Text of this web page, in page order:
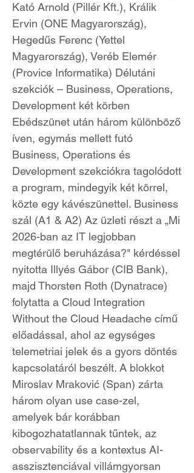
Kató Arnold (Pillér Kft.), Králik
Ervin (ONE Magyarország),
Hegedűs Ferenc (Yettel
Magyarország), Veréb Elemér
(Provice Informatika) Délutáni
szekciók – Business, Operations,
Development két körben
Ebédszünet után három különböző
íven, egymás mellett futó
Business, Operations és
Development szekciókra tagolódott
a program, mindegyik két körrel,
közte egy kávészünettel. Business
szál (A1 & A2) Az üzleti részt a „Mi
2026-ban az IT legjobban
megtérülő beruházása?" kérdéssel
nyitotta Illyés Gábor (CIB Bank),
majd Thorsten Roth (Dynatrace)
folytatta a Cloud Integration
Without the Cloud Headache című
előadással, ahol az egységes
telemetriai jelek és a gyors döntés
kapcsolatáról beszélt. A blokkot
Miroslav Mraković (Span) zárta
három olyan use case-zel,
amelyek bár korábban
kibogozhatatlannak tűntek, az
observability és a kontextus AI-
asszisztenciával villámgyorsan